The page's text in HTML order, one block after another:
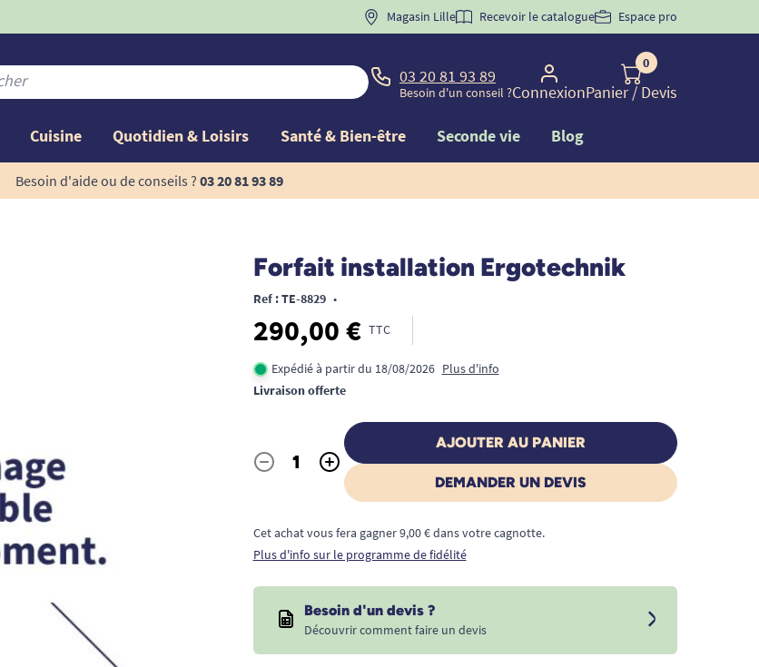
BIENVENUE" pourla 1ère commande d'incontinence
Magasin Lille Recevoir le catalogue Espace pro
03 20 81 93 89
Besoin d'un conseil ?Connexion
0
Panier/ Devis
Cuisine Quotidien & Loisirs Santé & Bien-être Seconde vie Blog
Besoin d'aide ou de conseils ? 03 20 81 93 89
Forfait installation Ergotechnik
Ref : TE-8829 •
290,00 € TTC
Expédié à partir du 18/08/2026 Plus d'info
Livraison offerte
Quantité
- +
AJOUTER AU PANIER
DEMANDER UN DEVIS
Cet achat vous fera gagner 9,00 € dans votre cagnotte.
Plus d'info sur le programme de fidélité
Besoin d'un devis ?
Découvrir comment faire un devis